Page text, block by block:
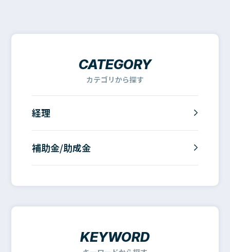
CATEGORY
カテゴリから探す
経理
補助金/助成金
KEYWORD